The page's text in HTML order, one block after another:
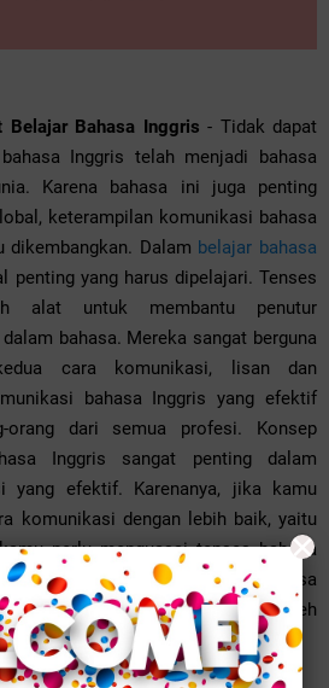
Belajar Bahasa Inggris - Tidak dapat
Inggris telah menjadi bahasa
Karena bahasa ini juga penting
keterampilan komunikasi bahasa
Dalam belajar bahasa
penting yang harus dipelajari. Tenses
alat untuk membantu penutur
bahasa. Mereka sangat berguna
cara komunikasi, lisan dan
bahasa Inggris yang efektif
orang dari semua profesi. Konsep
Inggris sangat penting dalam
yang efektif. Karenanya, jika kamu
komunikasi dengan lebih baik, yaitu
perlu menguasai tenses bahasa
dari dua belas bentuk dasar bahasa
kamu dalam memperoleh
yang efektif.
×